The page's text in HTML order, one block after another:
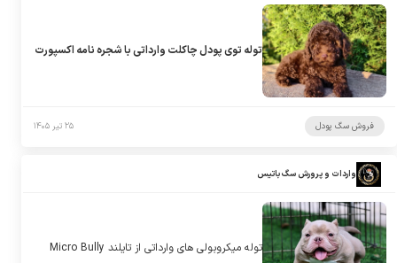
توله توی پودل چاکلت وارداتی با شجره نامه اکسپورت
فروش سگ پودل ۲۵ تیر ۱۴۰۵
واردات و پرورش سگ باتیس
توله میکروبولی های وارداتی از تایلند Micro Bully